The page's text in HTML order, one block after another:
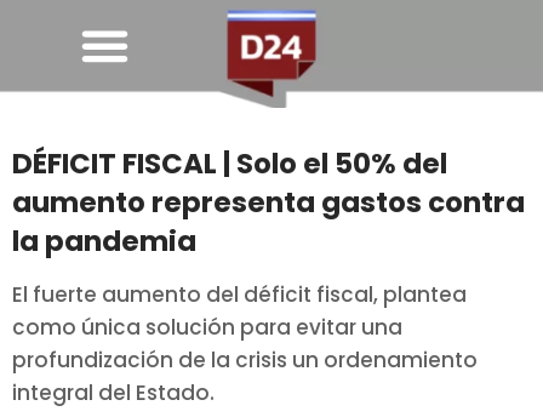
DÉFICIT FISCAL | Solo el 50% del
aumento representa gastos contra
la pandemia
El fuerte aumento del déficit fiscal, plantea
como única solución para evitar una
profundización de la crisis un ordenamiento
integral del Estado.